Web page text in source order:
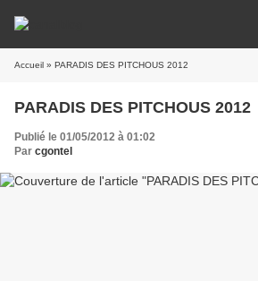
Accueil » PARADIS DES PITCHOUS 2012
PARADIS DES PITCHOUS 2012
Publié le 01/05/2012 à 01:02
Par cgontel